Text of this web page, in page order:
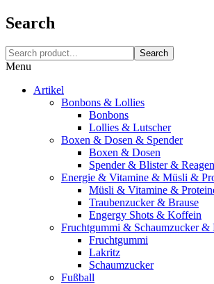
Search
Search
Menu
Artikel
Bonbons & Lollies
Bonbons
Lollies & Lutscher
Boxen & Dosen & Spender
Boxen & Dosen
Spender & Blister &
Energie & Vitamine & Müsli &
Müsli & Vitamine &
Traubenzucker & Brause
Engergy Shots & Koffein
Fruchtgummi & Schaumzucker &
Fruchtgummi
Lakritz
Schaumzucker
Fußball